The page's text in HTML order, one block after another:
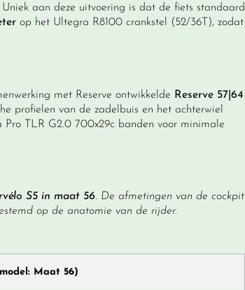
aan deze uitvoering is dat de fiets standaard
op het Ultegra R8100 crankstel (52/36T), zodat
met Reserve ontwikkelde Reserve 57|64
profielen van de zadelbuis en het achterwiel
TLR G2.0 700x29c banden voor minimale
S5 in maat 56. De afmetingen van de cockpit
op de anatomie van de rijder.
Maat 56)